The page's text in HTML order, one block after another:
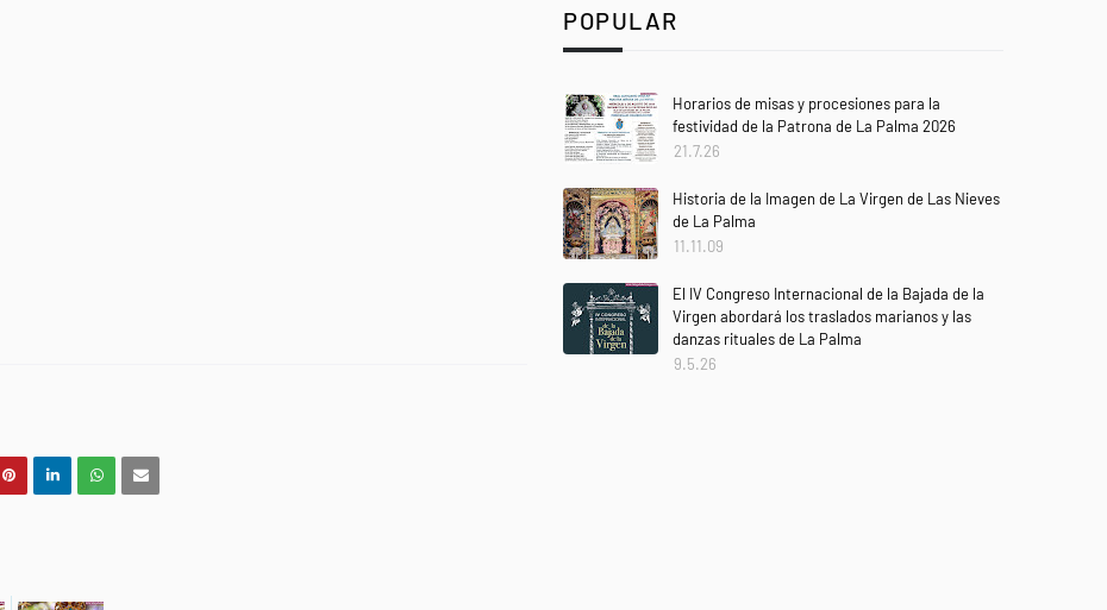
POPULAR
Horarios de misas y procesiones para la
festividad de la Patrona de La Palma 2026
21.7.26
Historia de la Imagen de La Virgen de Las Nieves
de La Palma
11.11.09
El IV Congreso Internacional de la Bajada de la
Virgen abordará los traslados marianos y las
danzas rituales de La Palma
9.5.26